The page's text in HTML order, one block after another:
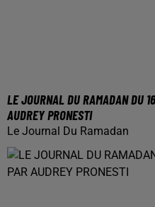
LE JOURNAL DU RAMADAN DU
AUDREY PRONESTI
Le Journal Du Ramadan